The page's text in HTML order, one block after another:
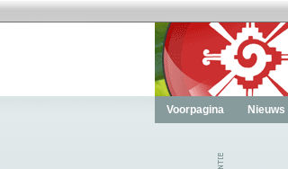
Voorpagina Nieuws